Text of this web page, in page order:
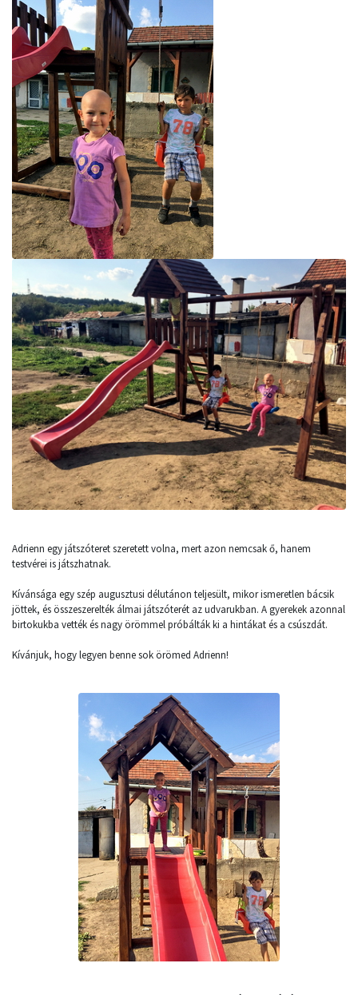
Adrienn egy játszóteret szeretett volna, mert azon nemcsak ő, hanem
testvérei is játszhatnak.
Kívánsága egy szép augusztusi délutánon teljesült, mikor ismeretlen bácsik
jöttek, és összeszerelték álmai játszóterét az udvarukban. A gyerekek azonnal
birtokukba vették és nagy örömmel próbálták ki a hintákat és a csúszdát.
Kívánjuk, hogy legyen benne sok örömed Adrienn!